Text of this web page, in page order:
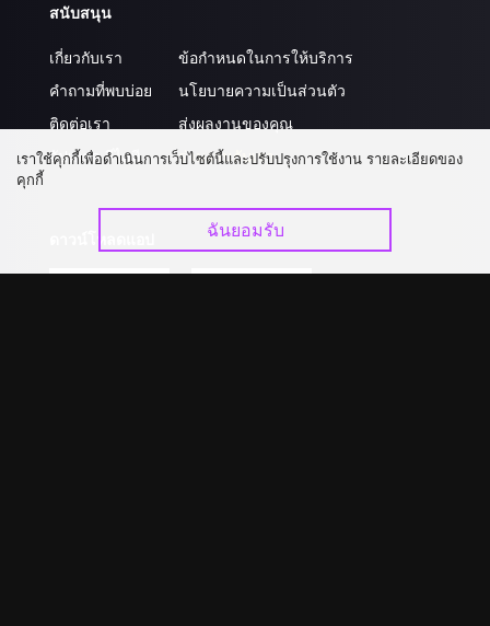
สนับสนุน
เกี่ยวกับเรา
คำถามที่พบบ่อย
ติดต่อเรา
อัปเกรด วีไอพี
ข้อกำหนดในการให้บริการ
นโยบายความเป็นส่วนตัว
ส่งผลงานของคุณ
ร่วมงานกับเรา
เราใช้คุกกี้เพื่อดำเนินการเว็บไซต์นี้และปรับปรุงการใช้งาน รายละเอียดของ
คุกกี้
ฉันยอมรับ